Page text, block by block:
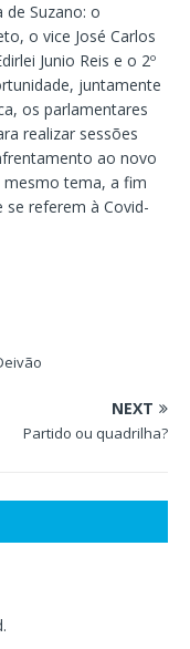
de Suzano: o
o vice José Carlos
Junio Reis e o 2º
juntamente
os parlamentares
realizar sessões
ao novo
mesmo tema, a fim
se referem à Covid-
NEXT
Partido ou quadrilha?